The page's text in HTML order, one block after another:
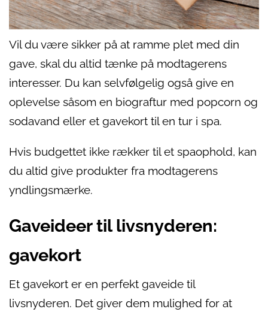
Vil du være sikker på at ramme plet med din
gave, skal du altid tænke på modtagerens
interesser. Du kan selvfølgelig også give en
oplevelse såsom en biograftur med popcorn og
sodavand eller et gavekort til en tur i spa.
Hvis budgettet ikke rækker til et spaophold, kan
du altid give produkter fra modtagerens
yndlingsmærke.
Gaveideer til livsnyderen:
gavekort
Et gavekort er en perfekt gaveide til
livsnyderen. Det giver dem mulighed for at